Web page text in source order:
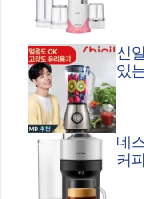
신
있
네
커